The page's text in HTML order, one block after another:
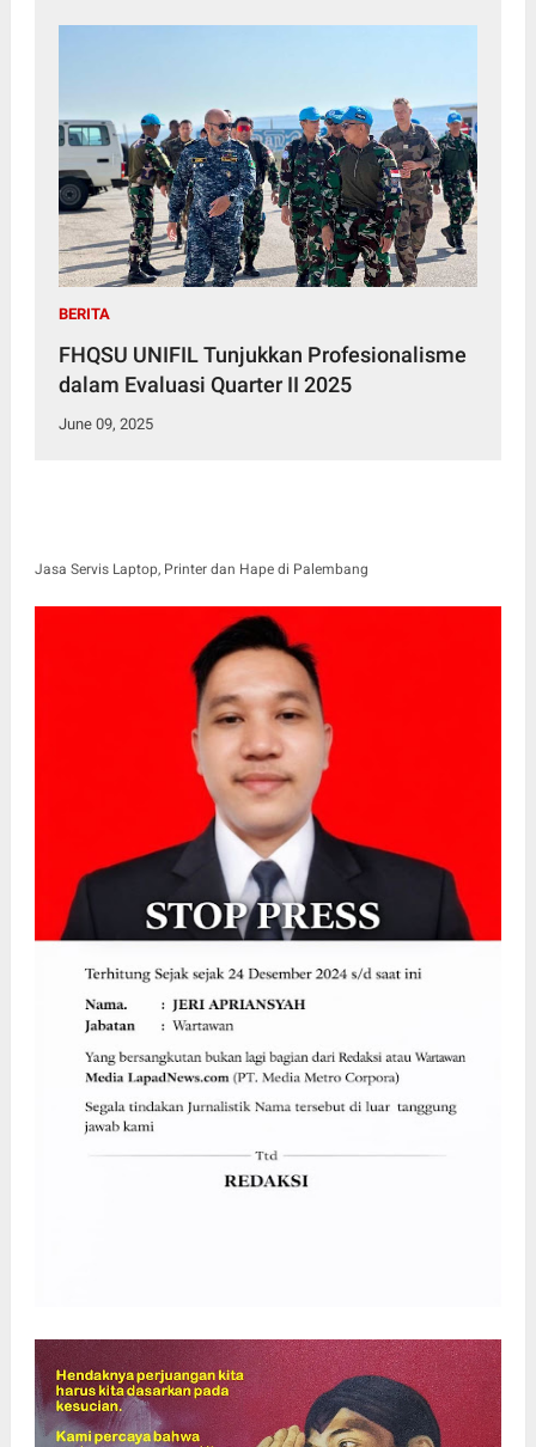
BERITA
FHQSU UNIFIL Tunjukkan Profesionalisme
dalam Evaluasi Quarter II 2025
June 09, 2025
Jasa Servis Laptop, Printer dan Hape di Palembang